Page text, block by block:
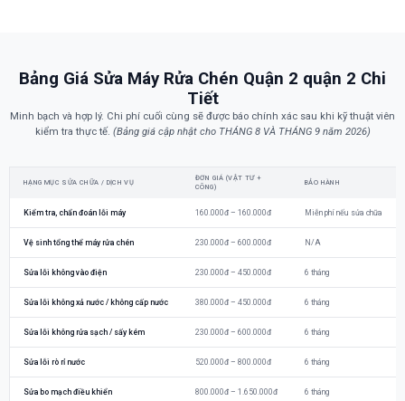
Bảng Giá Sửa Máy Rửa Chén Quận 2 quận 2 Chi
Tiết
Minh bạch và hợp lý. Chi phí cuối cùng sẽ được báo chính xác sau khi kỹ thuật viên
kiểm tra thực tế. (Bảng giá cập nhật cho THÁNG 8 VÀ THÁNG 9 năm 2026)
HẠNG MỤC SỬA CHỮA / DỊCH VỤ
ĐƠN GIÁ (VẬT TƯ +
CÔNG)
BẢO HÀNH
Kiểm tra, chẩn đoán lỗi máy 160.000đ – 160.000đ Miễn phí nếu sửa chữa
Vệ sinh tổng thể máy rửa chén 230.000đ – 600.000đ N/A
Sửa lỗi không vào điện 230.000đ – 450.000đ 6 tháng
Sửa lỗi không xả nước / không cấp nước 380.000đ – 450.000đ 6 tháng
Sửa lỗi không rửa sạch / sấy kém 230.000đ – 600.000đ 6 tháng
Sửa lỗi rò rỉ nước 520.000đ – 800.000đ 6 tháng
Sửa bo mạch điều khiển 800.000đ – 1.650.000đ 6 tháng